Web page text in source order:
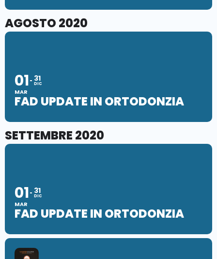
AGOSTO 2020
01
MAR
31
DIC
FAD UPDATE IN ORTODONZIA
SETTEMBRE 2020
01
MAR
31
DIC
FAD UPDATE IN ORTODONZIA